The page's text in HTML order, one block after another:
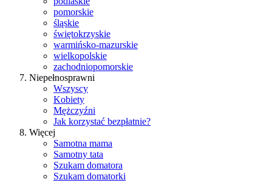
pomorskie
śląskie
świętokrzyskie
warmińsko-mazurskie
wielkopolskie
zachodniopomorskie
Niepełnosprawni
Wszyscy
Kobiety
Mężczyźni
Jak korzystać bezpłatnie?
Więcej
Samotna mama
Samotny tata
Szukam domatora
Szukam domatorki